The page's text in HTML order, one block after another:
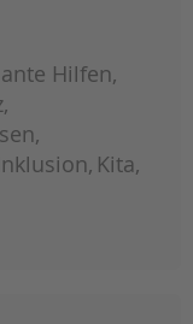
Hilfen
Kita